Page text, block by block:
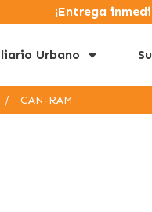
¡Entrega
Urbano
/ CAN-RAM